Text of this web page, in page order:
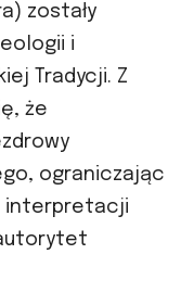
zostały
i
Tradycji. Z
że
ograniczając
interpretacji